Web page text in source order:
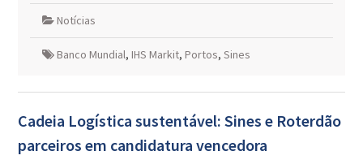
Notícias
Banco Mundial, IHS Markit, Portos, Sines
Cadeia Logística sustentável: Sines e Roterdão
parceiros em candidatura vencedora